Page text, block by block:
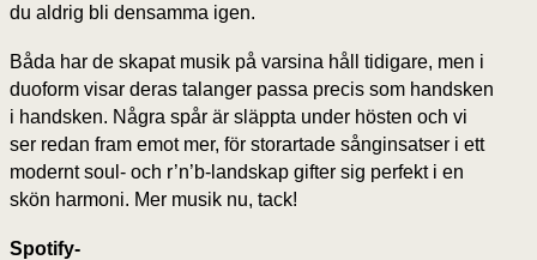
du aldrig bli densamma igen.
Båda har de skapat musik på varsina håll tidigare, men i
duoform visar deras talanger passa precis som handsken
i handsken. Några spår är släppta under hösten och vi
ser redan fram emot mer, för storartade sånginsatser i ett
modernt soul- och r’n’b-landskap gifter sig perfekt i en
skön harmoni. Mer musik nu, tack!
Spotify-